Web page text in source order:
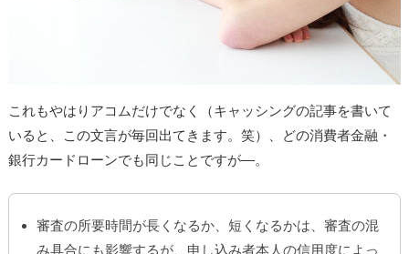
これもやはりアコムだけでなく（キャッシングの記事を書いて
いると、この文言が毎回出てきます。笑）、どの消費者金融・
銀行カードローンでも同じことですが―。
審査の所要時間が長くなるか、短くなるかは、審査の混
み具合にも影響するが、申し込み者本人の信用度によっ